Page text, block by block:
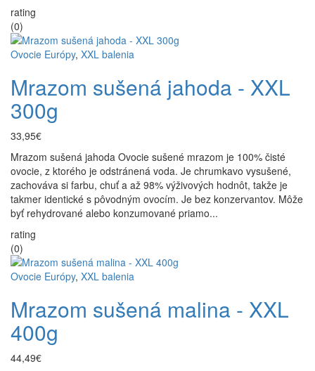
rating
(0)
Ovocie Európy, XXL balenia
Mrazom sušená jahoda - XXL
300g
33,95€
Mrazom sušená jahoda Ovocie sušené mrazom je 100% čisté
ovocie, z ktorého je odstránená voda. Je chrumkavo vysušené,
zachováva si farbu, chuť a až 98% výživových hodnôt, takže je
takmer identické s pôvodným ovocím. Je bez konzervantov. Môže
byť rehydrované alebo konzumované priamo...
rating
(0)
Ovocie Európy, XXL balenia
Mrazom sušená malina - XXL
400g
44,49€